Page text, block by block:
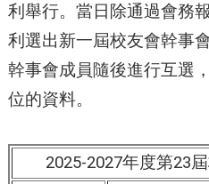
利舉行。當日除通過會務
利選出新一屆校友會幹事會
幹事會成員隨後進行互選
位的資料。
2025-2027年度第23